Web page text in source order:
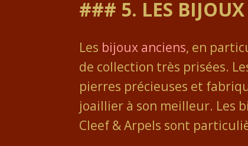
### 5. LES
Les bijoux anciens, en
de collection très prisées.
pierres précieuses et
joaillier à son meilleur. Les
Cleef & Arpels sont